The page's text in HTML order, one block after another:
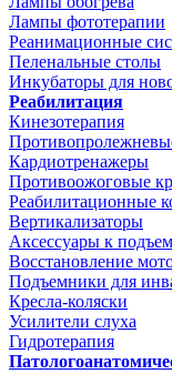
Лампы фототерапии
Реанимационные
Пеленальные столы
Инкубаторы для
Реабилитация
Кинезотерапия
Кардиотренажеры
Противоожоговые
Реабилитационные
Вертикализаторы
Аксессуары к
Восстановление
Подъемники для
Кресла-коляски
Усилители слуха
Гидротерапия